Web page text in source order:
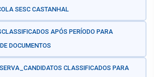
SESC CASTANHAL
APÓS PERÍODO PARA
DOCUMENTOS
CLASSIFICADOS PARA